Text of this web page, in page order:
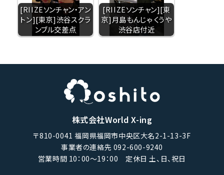
[RIIZEソンチャン・アン
トン][東京]渋谷スクラ
ンブル交差点
[RIIZEソンチャン][東
京]月島もんじゃ くうや
渋谷店付近
株式会社World X-ing
〒810-0041 福岡県福岡市中央区大名2-1-13-3F
事業者の連絡先 092-600-9240
営業時間 10：00〜19：00 定休日 土、日、祝日